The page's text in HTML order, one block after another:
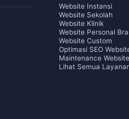
Website Instansi
Website Sekolah
Website Klinik
Website Personal
Website Custom
Optimasi SEO
Maintenance
Lihat Semua